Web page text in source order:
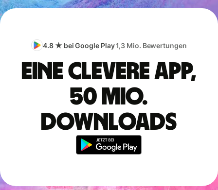
4.8 ★ bei Google Play1,3 Mio. Bewertungen
Eine clevere App,
50 Mio.
Downloads